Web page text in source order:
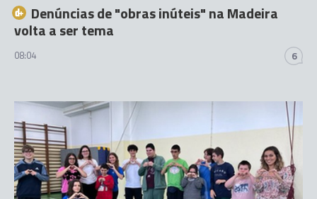
Denúncias de "obras inúteis" na Madeira
volta a ser tema
08:04 6